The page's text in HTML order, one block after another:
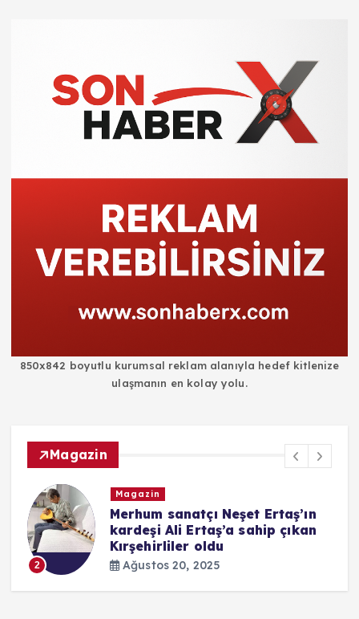
850x842 boyutlu kurumsal reklam alanıyla hedef kitlenize
ulaşmanın en kolay yolu.
Magazin
2
Magazin
Merhum sanatçı Neşet Ertaş’ın
kardeşi Ali Ertaş’a sahip çıkan
Kırşehirliler oldu
Ağustos 20, 2025